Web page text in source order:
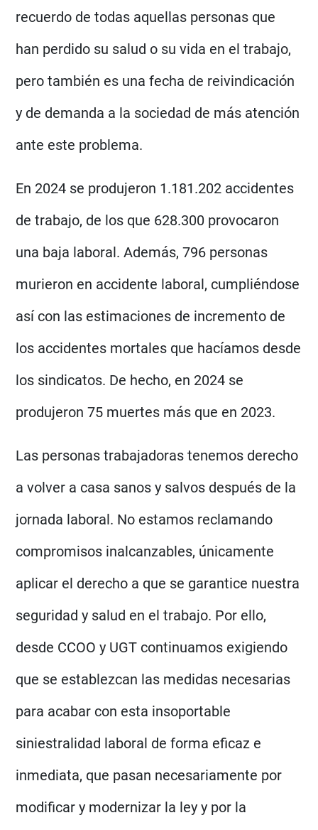
recuerdo de todas aquellas personas que
han perdido su salud o su vida en el trabajo,
pero también es una fecha de reivindicación
y de demanda a la sociedad de más atención
ante este problema.
En 2024 se produjeron 1.181.202 accidentes
de trabajo, de los que 628.300 provocaron
una baja laboral. Además, 796 personas
murieron en accidente laboral, cumpliéndose
así con las estimaciones de incremento de
los accidentes mortales que hacíamos desde
los sindicatos. De hecho, en 2024 se
produjeron 75 muertes más que en 2023.
Las personas trabajadoras tenemos derecho
a volver a casa sanos y salvos después de la
jornada laboral. No estamos reclamando
compromisos inalcanzables, únicamente
aplicar el derecho a que se garantice nuestra
seguridad y salud en el trabajo. Por ello,
desde CCOO y UGT continuamos exigiendo
que se establezcan las medidas necesarias
para acabar con esta insoportable
siniestralidad laboral de forma eficaz e
inmediata, que pasan necesariamente por
modificar y modernizar la ley y por la